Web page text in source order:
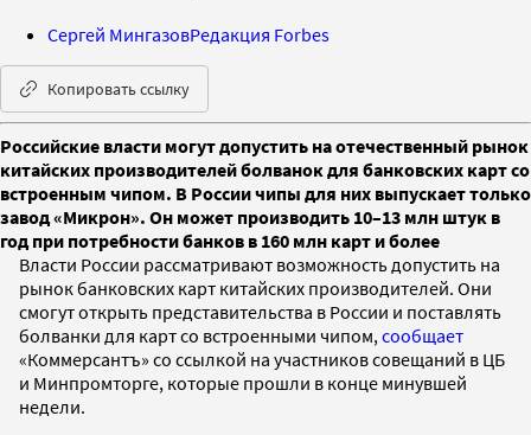
Сергей МингазовРедакция Forbes
Копировать ссылку
Российские власти могут допустить на отечественный рынок
китайских производителей болванок для банковских карт со
встроенным чипом. В России чипы для них выпускает только
завод «Микрон». Он может производить 10–13 млн штук в
год при потребности банков в 160 млн карт и более
Власти России рассматривают возможность допустить на
рынок банковских карт китайских производителей. Они
смогут открыть представительства в России и поставлять
болванки для карт со встроенными чипом, сообщает
«Коммерсантъ» со ссылкой на участников совещаний в ЦБ
и Минпромторге, которые прошли в конце минувшей
недели.